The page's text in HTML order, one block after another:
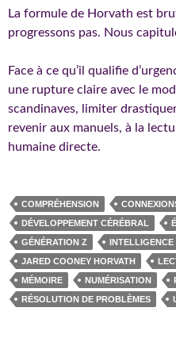
La formule de Horvath est
progressons pas. Nous
Face à ce qu’il qualifie
une rupture claire avec le
scandinaves, limiter
revenir aux manuels, à la
humaine directe.
COMPRÉHENSION
DÉVELOPPEMENT CÉRÉBRAL
GÉNÉRATION Z
INTELLIGENCE
JARED COONEY HORVATH
MÉMOIRE
NUMÉRISATION
RÉSOLUTION DE PROBLÈMES